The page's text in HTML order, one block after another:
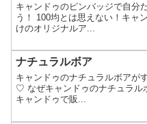
キャンドゥのピンバッジで自分
う！ 100均とは思えない！キャ
けのオリジナルア...
ナチュラルボア
キャンドゥのナチュラルボアが
♡ なぜキャンドゥのナチュラル
キャンドゥで販...